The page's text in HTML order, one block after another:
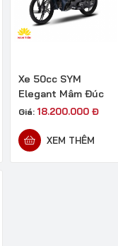
Xe 50cc SYM
Elegant Mâm Đúc
Giá: 18.200.000 Đ
XEM THÊM